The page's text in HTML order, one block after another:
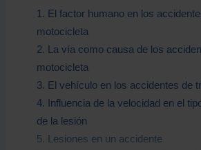
1. El factor humano en los
motocicleta
2. La vía como causa de los
motocicleta
3. El vehículo en los accidentes de
4. Influencia de la velocidad en el
de la lesión
5. Lesiones en un accidente